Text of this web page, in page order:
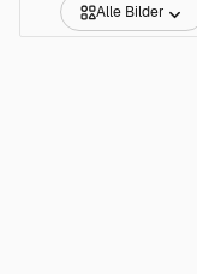
Alle Bilder